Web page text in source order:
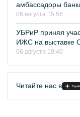
амбассадоры
06 августа 15:56
УБРиР принял
ИЖС на выставке
06 августа 10:40
Читайте нас в